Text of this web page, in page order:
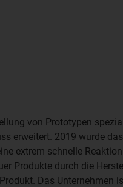
von Prototypen
erweitert. 2019 wurde
extrem schnelle
Produkte durch die
Das Unternehmen